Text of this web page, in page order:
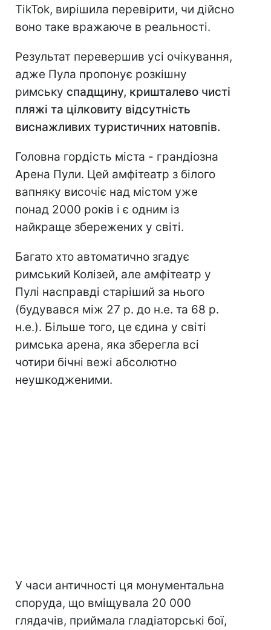
TikTok, вирішила перевірити, чи дійсно
воно таке вражаюче в реальності.
Результат перевершив усі очікування,
адже Пула пропонує розкішну
римську спадщину, кришталево чисті
пляжі та цілковиту відсутність
виснажливих туристичних натовпів.
Головна гордість міста - грандіозна
Арена Пули. Цей амфітеатр з білого
вапняку височіє над містом уже
понад 2000 років і є одним із
найкраще збережених у світі.
Багато хто автоматично згадує
римський Колізей, але амфітеатр у
Пулі насправді старіший за нього
(будувався між 27 р. до н.е. та 68 р.
н.е.). Більше того, це єдина у світі
римська арена, яка зберегла всі
чотири бічні вежі абсолютно
неушкодженими.
У часи античності ця монументальна
споруда, що вміщувала 20 000
глядачів, приймала гладіаторські бої,